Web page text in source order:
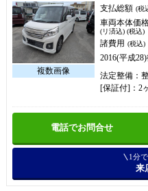
支払総額 (税
車両本体価
(リ済込) (税込)
諸費用 (税込)
2016(平成
法定整備：
[保証付]：2
電話でお問合せ
1分
来